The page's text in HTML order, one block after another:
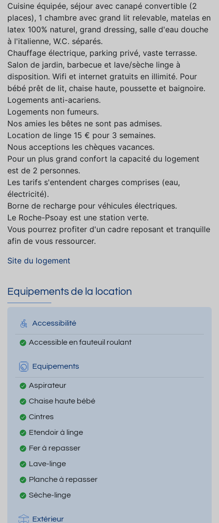
Cuisine équipée, séjour avec canapé convertible (2
places), 1 chambre avec grand lit relevable, matelas en
latex 100% naturel, grand dressing, salle d'eau douche
à l'italienne, W.C. séparés.
Chauffage électrique, parking privé, vaste terrasse.
Salon de jardin, barbecue et lave/sèche linge à
disposition. Wifi et internet gratuits en illimité. Pour
bébé prêt de lit, chaise haute, poussette et baignoire.
Logements anti-acariens.
Logements non fumeurs.
Nos amies les bêtes ne sont pas admises.
Location de linge 15 € pour 3 semaines.
Nous acceptions les chèques vacances.
Pour un plus grand confort la capacité du logement
est de 2 personnes.
Les tarifs s'entendent charges comprises (eau,
électricité).
Borne de recharge pour véhicules électriques.
Le Roche-Psoay est une station verte.
Vous pourrez profiter d'un cadre reposant et tranquille
afin de vous ressourcer.
Site du logement
Equipements de la location
Accessibilité
Accessible en fauteuil roulant
Equipements
Aspirateur
Chaise haute bébé
Cintres
Etendoir à linge
Fer à repasser
Lave-linge
Planche à repasser
Sèche-linge
Extérieur